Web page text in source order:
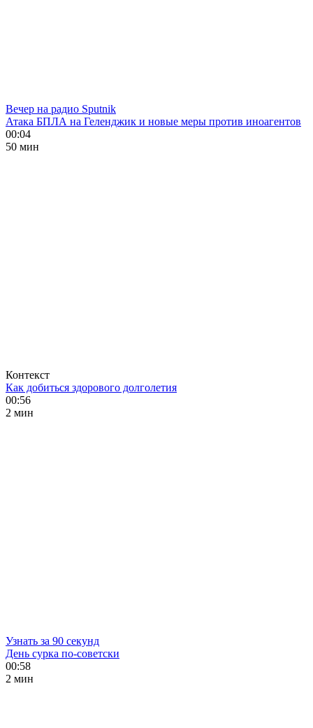
Вечер на радио Sputnik
Атака БПЛА на Геленджик и новые меры против иноагентов
00:04
50 мин
Контекст
Как добиться здорового долголетия
00:56
2 мин
Узнать за 90 секунд
День сурка по-советски
00:58
2 мин